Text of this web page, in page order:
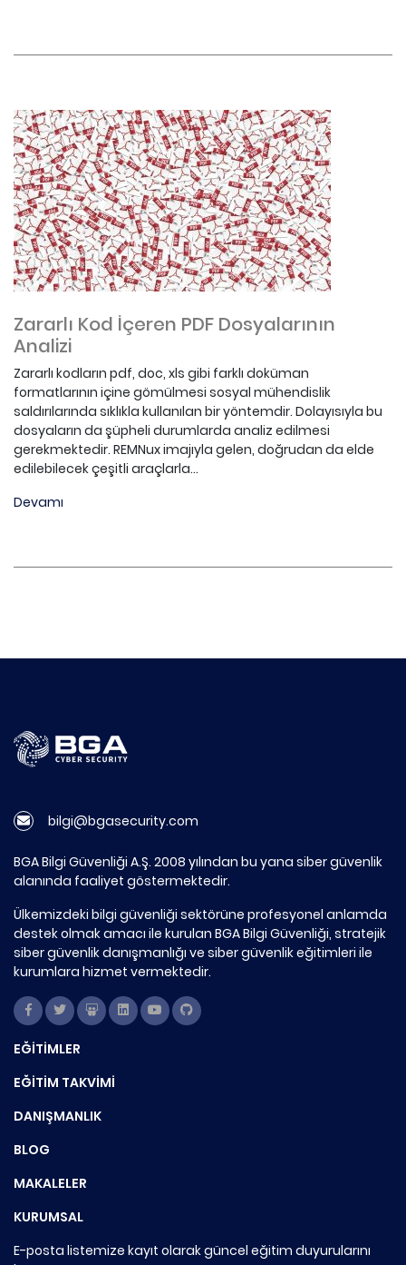
Zararlı Kod İçeren PDF Dosyalarının
Analizi
Zararlı kodların pdf, doc, xls gibi farklı doküman
formatlarının içine gömülmesi sosyal mühendislik
saldırılarında sıklıkla kullanılan bir yöntemdir. Dolayısıyla bu
dosyaların da şüpheli durumlarda analiz edilmesi
gerekmektedir. REMNux imajıyla gelen, doğrudan da elde
edilebilecek çeşitli araçlarla...
Devamı
bilgi@bgasecurity.com
BGA Bilgi Güvenliği A.Ş. 2008 yılından bu yana siber güvenlik
alanında faaliyet göstermektedir.
Ülkemizdeki bilgi güvenliği sektörüne profesyonel anlamda
destek olmak amacı ile kurulan BGA Bilgi Güvenliği, stratejik
siber güvenlik danışmanlığı ve siber güvenlik eğitimleri ile
kurumlara hizmet vermektedir.
EĞİTİMLER
EĞİTİM TAKVİMİ
DANIŞMANLIK
BLOG
MAKALELER
KURUMSAL
E-posta listemize kayıt olarak güncel eğitim duyurularını